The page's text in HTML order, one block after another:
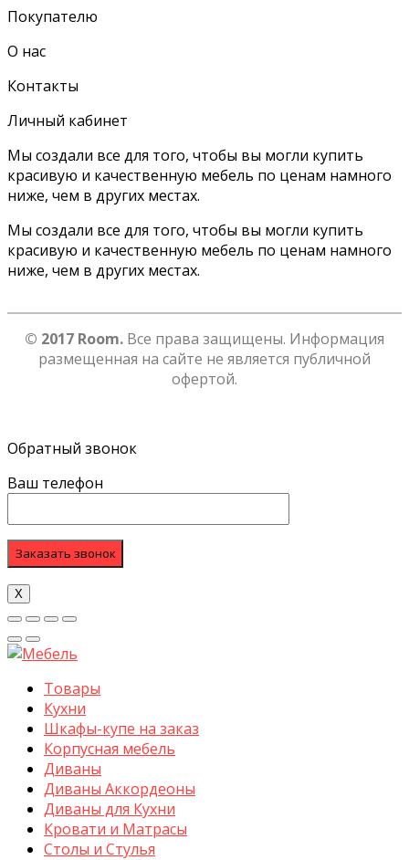
Покупателю
О нас
Контакты
Личный кабинет
Мы создали все для того, чтобы вы могли купить
красивую и качественную мебель по ценам намного
ниже, чем в других местах.
Мы создали все для того, чтобы вы могли купить
красивую и качественную мебель по ценам намного
ниже, чем в других местах.
© 2017 Room. Все права защищены. Информация
размещенная на сайте не является публичной
офертой.
Обратный звонок
Ваш телефон
Х
Товары
Кухни
Шкафы-купе на заказ
Корпусная мебель
Диваны
Диваны Аккордеоны
Диваны для Кухни
Кровати и Матрасы
Столы и Стулья